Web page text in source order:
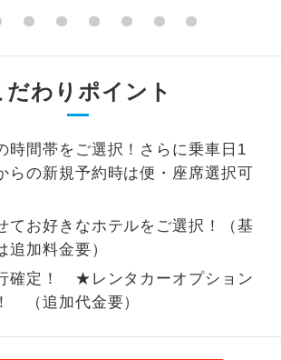
だわりポイント
時間帯をご選択！さらに乗車日1
らの新規予約時は便・座席選択可
てお好きなホテルをご選択！（基
追加料金要）
確定！ ★レンタカーオプション
（追加代金要）
事の心配はいりません。（機内食を除
お部屋にてゆっくりとお召し上がりいた
だけます。
周りの音を気にせず、ガイドさんの説明
をじっくり聞くことができます。
す。
す。